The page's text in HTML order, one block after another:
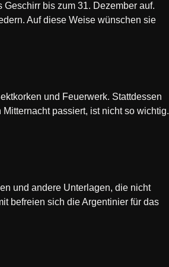
bis zum 31. Dezember auf.
Auf diese Weise wünschen sie
und Feuerwerk. Stattdessen
passiert, ist nicht so wichtig.
und andere Unterlagen, die nicht
befreien sich die Argentinier für das